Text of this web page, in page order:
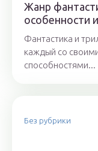
Жанр
особенности
Фантастика и
каждый со
способностями...
Без рубрики